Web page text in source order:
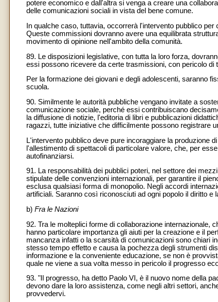
potere economico e dall'altra si venga a creare una
delle comunicazioni sociali in vista del bene comune.
In qualche caso, tuttavia, occorrerà l'intervento pubblico
Queste commissioni dovranno avere una equilibrata
movimento di opinione nell'ambito della comunità.
89. Le disposizioni legislative, con tutta la loro forza,
essi possono ricevere da certe trasmissioni, con pericolo di
Per la formazione dei giovani e degli adolescenti, saranno
scuola.
90. Similmente le autorità pubbliche vengano invitate a
comunicazione sociale, perché essi contribuiscano
la diffusione di notizie, l'editoria di libri e pubblicazioni
ragazzi, tutte iniziative che difficilmente possono registrare
L'intervento pubblico deve pure incoraggiare la produzione
l'allestimento di spettacoli di particolare valore, che, per
autofinanziarsi.
91. La responsabilità dei pubblici poteri, nel settore dei
stipulate delle convenzioni internazionali, per garantire il
esclusa qualsiasi forma di monopolio. Negli accordi
artificiali. Saranno così riconosciuti ad ogni popolo il diritto
b) Fra le Nazioni
92. Tra le molteplici forme di collaborazione internazionale,
hanno particolare importanza gli aiuti per la creazione e il
mancanza infatti o la scarsità di comunicazioni sono chiari
stesso tempo effetto e causa la pochezza degli strumenti
informazione e la conveniente educazione, se non è
quale ne viene a sua volta messo in pericolo il progresso
93. "Il progresso, ha detto Paolo VI, è il nuovo nome della
devono dare la loro assistenza, come negli altri settori,
provvedervi.